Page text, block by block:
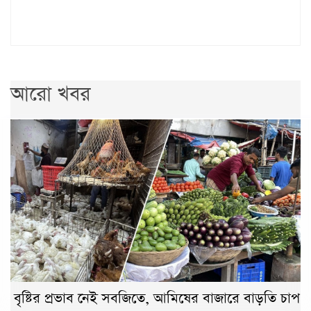
আরো খবর
বৃষ্টির প্রভাব নেই সবজিতে, আমিষের বাজারে বাড়তি চাপ